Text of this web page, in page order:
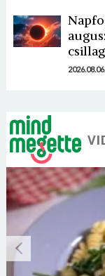
2026.08.06.
Jelszó